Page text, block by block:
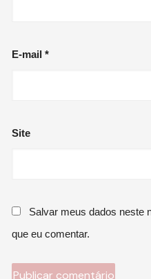
E-mail*
Site
Salvar meus dados neste
que eu comentar.